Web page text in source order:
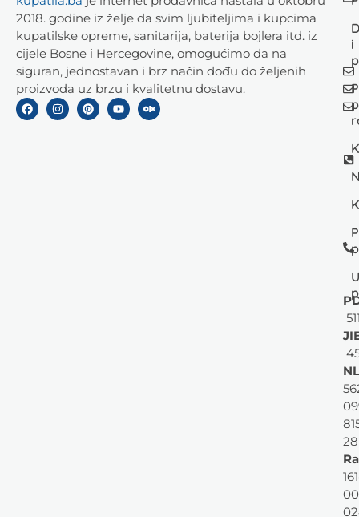
2018. godine iz želje da svim ljubiteljima i kupcima
kupatilske opreme, sanitarija, baterija bojlera itd. iz
cijele Bosne i Hercegovine, omogućimo da na
siguran, jednostavan i brz način dođu do željenih
proizvoda uz brzu i kvalitetnu dostavu.
i
28